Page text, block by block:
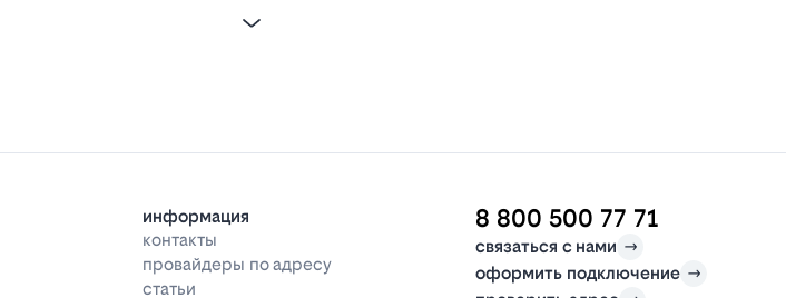
информация
контакты
провайдеры по адресу
статьи
8 800 500 77 71
связаться с нами
оформить подключение